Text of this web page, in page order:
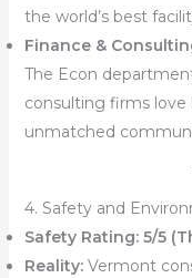
the world’s best
Finance &
The Econ
consulting firms love
unmatched
4. Safety and
Safety Rating: 5/5
Reality:Vermont